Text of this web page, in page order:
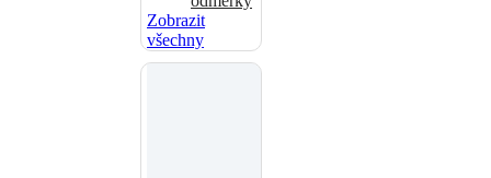
Zobrazit
všechny